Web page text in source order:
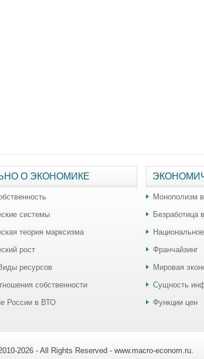
О ЭКОНОМИКЕ
системы
теория марксизма
рост
ресурсов
собственности
России в ВТО
Монополизм
Безработица
Франчайзинг
Мировая
Сущность
Функции цен
2026 - All Rights Reserved - www.macro-econom.ru.